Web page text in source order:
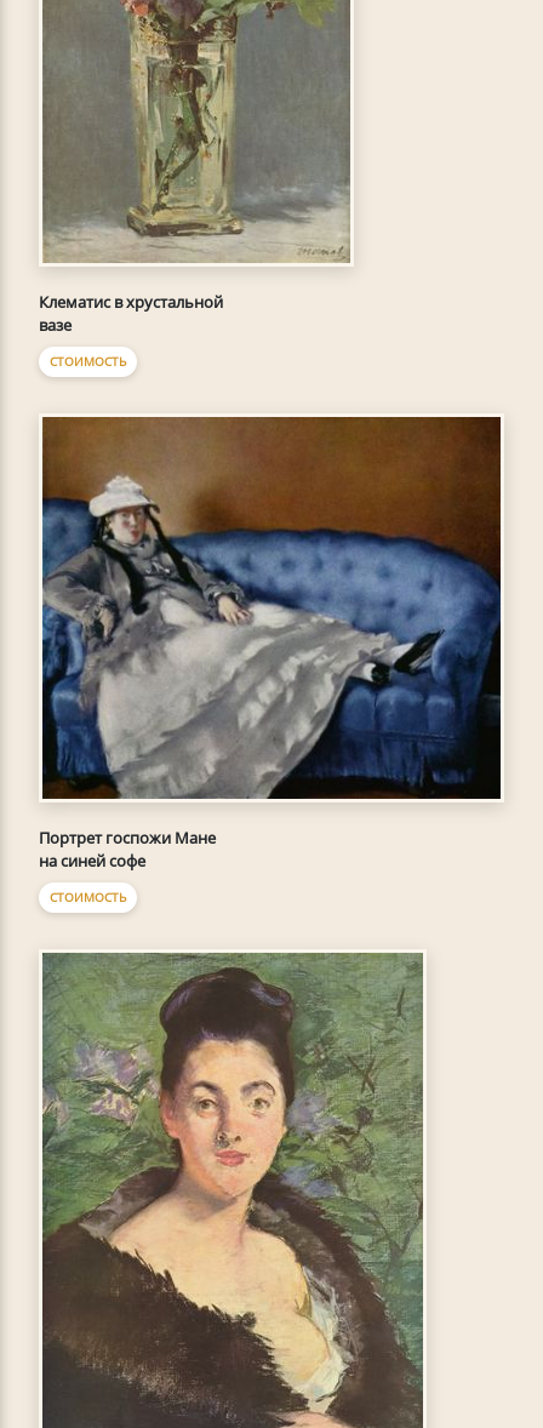
Клематис в хрустальной
вазе
СТОИМОСТЬ
Портрет госпожи Мане
на синей софе
СТОИМОСТЬ